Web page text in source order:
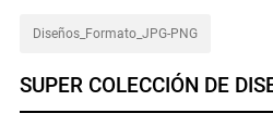
Diseños_Formato_JPG-PNG
SUPER COLECCIÓN DE